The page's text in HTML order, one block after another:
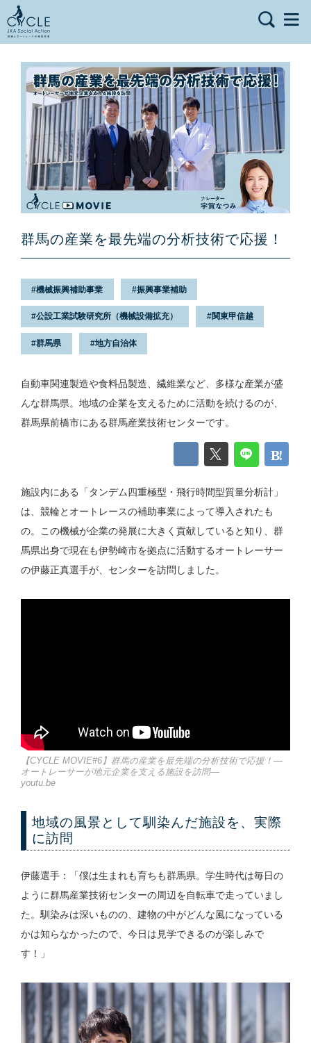
群馬の産業を最先端の分析技術で応援！
機械振興補助事業 振興事業補助
公設工業試験研究所（機械設備拡充） 関東甲信越
群馬県 地方自治体
自動車関連製造や食料品製造、繊維業など、多様な産業が盛
んな群馬県。地域の企業を支えるために活動を続けるのが、
群馬県前橋市にある群馬産業技術センターです。
施設内にある「タンデム四重極型・飛行時間型質量分析計」
は、競輪とオートレースの補助事業によって導入されたも
の。この機械が企業の発展に大きく貢献していると知り、群
馬県出身で現在も伊勢崎市を拠点に活動するオートレーサー
の伊藤正真選手が、センターを訪問しました。
【CYCLE MOVIE#6】群馬の産業を最先端の分析技術で応援！―
オートレーサーが地元企業を支える施設を訪問―
youtu.be
地域の風景として馴染んだ施設を、実際
に訪問
伊藤選手：「僕は生まれも育ちも群馬県。学生時代は毎日の
ように群馬産業技術センターの周辺を自転車で走っていまし
た。馴染みは深いものの、建物の中がどんな風になっている
かは知らなかったので、今日は見学できるのが楽しみで
す！」